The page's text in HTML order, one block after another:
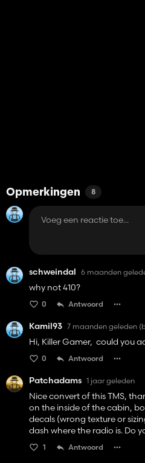
Opmerkingen 8
schweindal 6 maanden
why not 410?
0 Antwoord
Kamil93 7 maanden geleden
Hi, Killer Gamer, could you
0 Antwoord
Patchadams 1 jaar geleden
Nice convert of this TMS,
on the inside of the cabin,
decals (wrong texture or
dash where the radio is. Do
1 Antwoord